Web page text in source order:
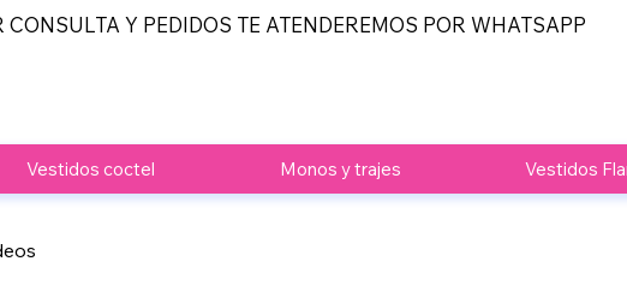
CONSULTA Y PEDIDOS TE ATENDEREMOS POR WHATSAPP
Vestidos coctel Monos y trajes Vestidos